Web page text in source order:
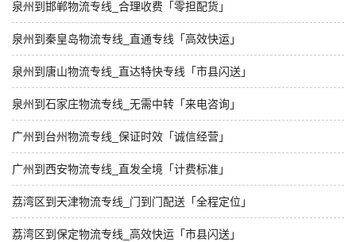
泉州到邯郸物流专线_合理收费「零担配货」
泉州到秦皇岛物流专线_直通专线「高效快运」
泉州到唐山物流专线_直达特快专线「市县闪送」
泉州到石家庄物流专线_无需中转「来电咨询」
广州到台州物流专线_保证时效「诚信经营」
广州到西安物流专线_直发全境「计费标准」
荔湾区到天津物流专线_门到门配送「全程定位」
荔湾区到保定物流专线_高效快运「市县闪送」